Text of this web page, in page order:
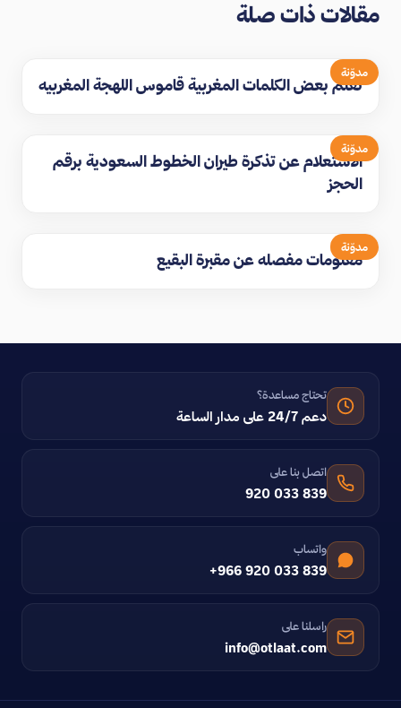
مقالات ذات صلة
مدوّنة
تعلم بعض الكلمات المغربية قاموس اللهجة المغربيه
مدوّنة
الاستعلام عن تذكرة طيران الخطوط السعودية برقم
الحجز
مدوّنة
معلومات مفصله عن مقبرة البقيع
تحتاج مساعدة؟
دعم 24/7 على مدار الساعة
اتصل بنا على
920 033 839
واتساب
+966 920 033 839
راسلنا على
info@otlaat.com